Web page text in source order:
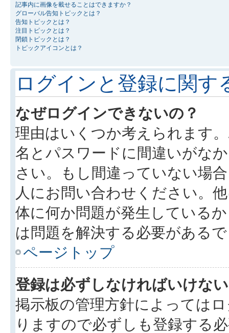
記事内に画像を載せることはできますか？
グローバル告知トピックとは？
告知トピックとは？
注目トピックとは？
閉鎖トピックとは？
トピックアイコンとは？
ログインと登録に関す
なぜログインできないの？
理由はいくつか考えられます
名とパスワードに間違いがな
さい。もし間違っていない場
人にお問い合わせください。
体に何か問題が発生している
は問題を解決する必要がある
ページトップ
登録は必ずしなければいけな
掲示板の管理方針によっては
りますので必ずしも登録する